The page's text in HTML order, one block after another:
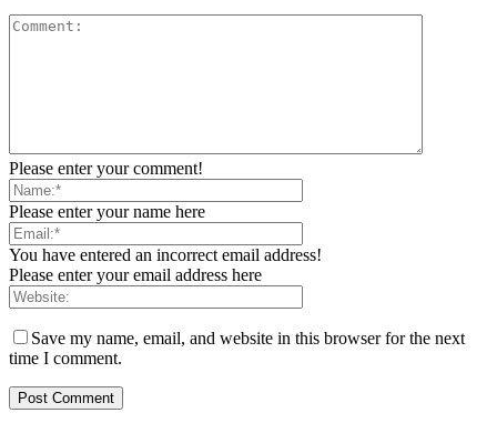
Please enter your comment!
Please enter your name here
You have entered an incorrect email address!
Please enter your email address here
Save my name, email, and website in this browser for the next
time I comment.